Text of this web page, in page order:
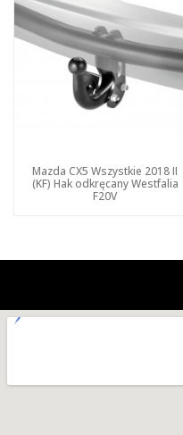
Mazda CX5 Wszystkie 2018 II
(KF) Hak odkręcany Westfalia
F20V